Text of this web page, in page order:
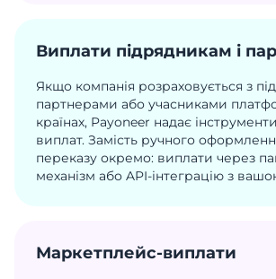
Виплати підрядникам і
Якщо компанія розраховується з
партнерами або учасниками
країнах, Payoneer надає
виплат. Замість ручного
переказу окремо: виплати через
механізм або API-інтеграцію з
Маркетплейс-виплати